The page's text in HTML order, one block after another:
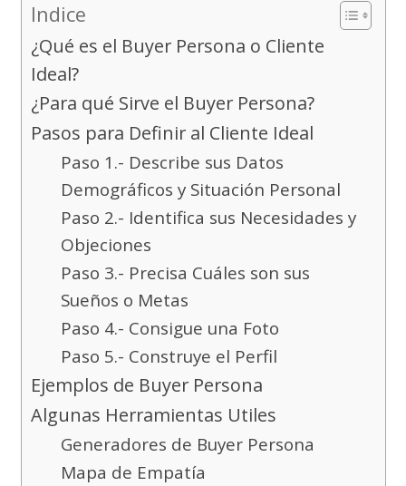
Indice
¿Qué es el Buyer Persona o Cliente
Ideal?
¿Para qué Sirve el Buyer Persona?
Pasos para Definir al Cliente Ideal
Paso 1.- Describe sus Datos
Demográficos y Situación Personal
Paso 2.- Identifica sus Necesidades y
Objeciones
Paso 3.- Precisa Cuáles son sus
Sueños o Metas
Paso 4.- Consigue una Foto
Paso 5.- Construye el Perfil
Ejemplos de Buyer Persona
Algunas Herramientas Utiles
Generadores de Buyer Persona
Mapa de Empatía